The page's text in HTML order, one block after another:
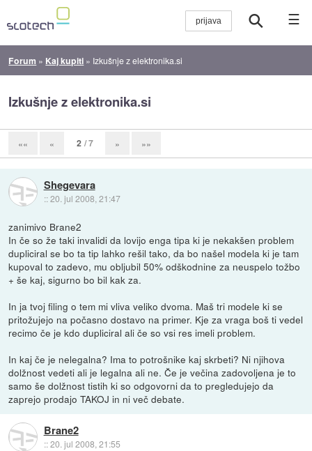
☰
Forum » Kaj kupiti » Izkušnje z elektronika.si
Izkušnje z elektronika.si
«« « 2 / 7 » »»
Shegevara
::20. jul 2008, 21:47
zanimivo Brane2
In če so že taki invalidi da lovijo enga tipa ki je nekakšen problem
dupliciral se bo ta tip lahko rešil tako, da bo našel modela ki je tam
kupoval to zadevo, mu obljubil 50% odškodnine za neuspelo tožbo
+ še kaj, sigurno bo bil kak za.
In ja tvoj filing o tem mi vliva veliko dvoma. Maš tri modele ki se
pritožujejo na počasno dostavo na primer. Kje za vraga boš ti vedel
recimo če je kdo dupliciral ali če so vsi res imeli problem.
In kaj če je nelegalna? Ima to potrošnike kaj skrbeti? Ni njihova
dolžnost vedeti ali je legalna ali ne. Če je večina zadovoljena je to
samo še dolžnost tistih ki so odgovorni da to pregledujejo da
zaprejo prodajo TAKOJ in ni več debate.
Brane2
::20. jul 2008, 21:55